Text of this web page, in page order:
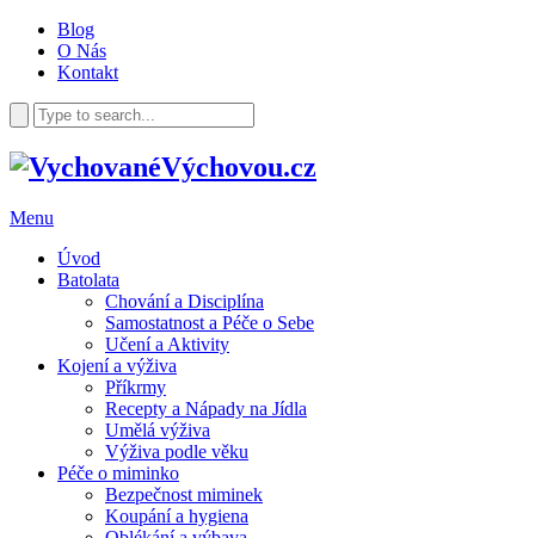
Blog
O Nás
Kontakt
Menu
Úvod
Batolata
Chování a Disciplína
Samostatnost a Péče o Sebe
Učení a Aktivity
Kojení a výživa
Příkrmy
Recepty a Nápady na Jídla
Umělá výživa
Výživa podle věku
Péče o miminko
Bezpečnost miminek
Koupání a hygiena